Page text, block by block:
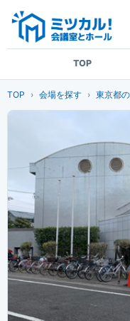
TOP
TOP 会場を探す 東京都